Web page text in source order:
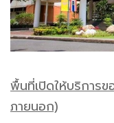
พื้นที่เปิดให้บริการข
ภายนอก)